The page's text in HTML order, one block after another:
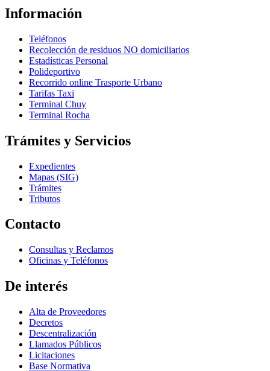
Información
Teléfonos
Recolección de residuos NO domiciliarios
Estadísticas Personal
Polideportivo
Recorrido online Trasporte Urbano
Tarifas Taxi
Terminal Chuy
Terminal Rocha
Trámites y Servicios
Expedientes
Mapas (SIG)
Trámites
Tributos
Contacto
Consultas y Reclamos
Oficinas y Teléfonos
De interés
Alta de Proveedores
Decretos
Descentralización
Llamados Públicos
Licitaciones
Base Normativa